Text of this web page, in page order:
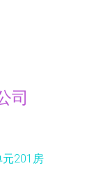
司
201房